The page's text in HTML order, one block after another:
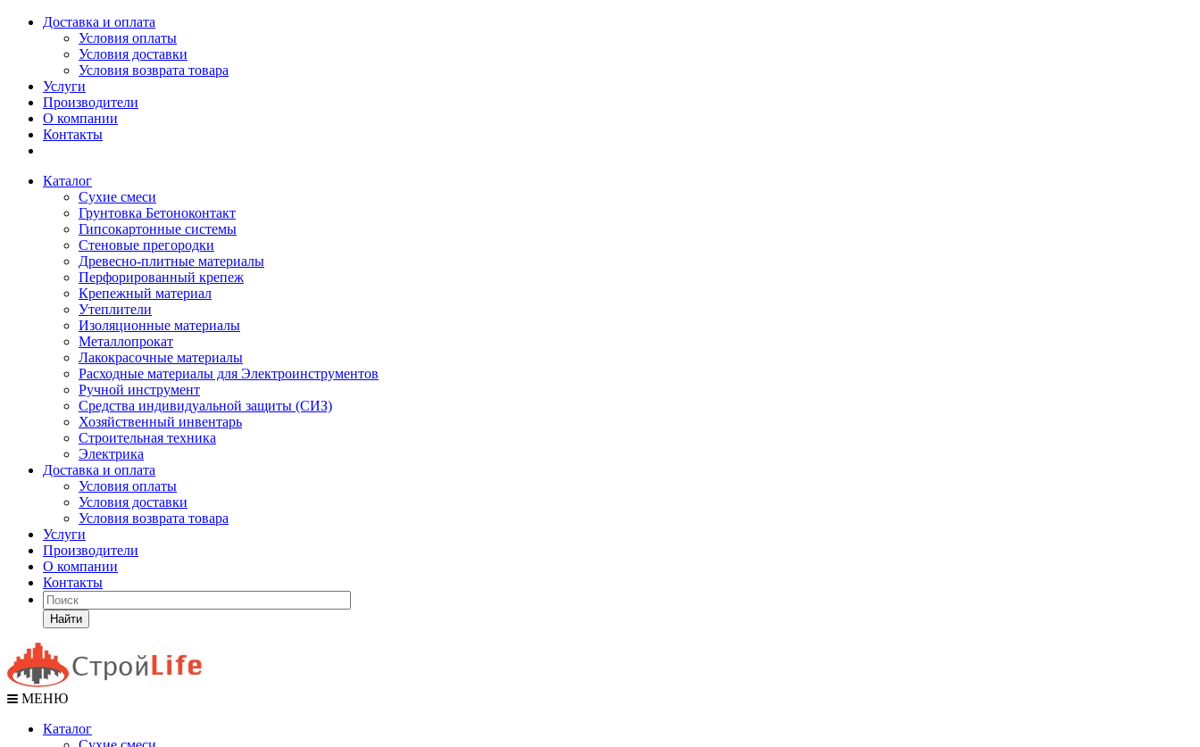
Доставка и оплата
Условия оплаты
Условия доставки
Условия возврата товара
Услуги
Производители
О компании
Контакты
Каталог
Сухие смеси
Грунтовка Бетоноконтакт
Гипсокартонные системы
Стеновые прегородки
Древесно-плитные материалы
Перфорированный крепеж
Крепежный материал
Утеплители
Изоляционные материалы
Металлопрокат
Лакокрасочные материалы
Расходные материалы для Электроинструментов
Ручной инструмент
Средства индивидуальной защиты (СИЗ)
Хозяйственный инвентарь
Строительная техника
Электрика
Доставка и оплата
Условия оплаты
Условия доставки
Условия возврата товара
Услуги
Производители
О компании
Контакты
Найти
МЕНЮ
Каталог